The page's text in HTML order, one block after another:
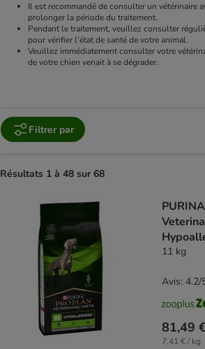
Il est recommandé de consulter un vétérinaire
prolonger la période du traitement.
Pendant le traitement, veuillez consulter
pour vérifier l'état de santé de votre animal.
Veuillez immédiatement consulter votre
de votre chien venait à se dégrader.
Filtrer par
Résultats 1 à 48 sur 68
11 kg
81,49
7,41 € / kg
Avis: 4.2/